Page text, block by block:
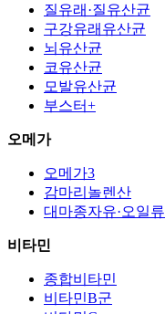
질유래·질유산균
구강유래유산균
뇌유산균
코유산균
모발유산균
부스터+
오메가
오메가3
감마리놀렌산
대마종자유·오일류
비타민
종합비타민
비타민B군